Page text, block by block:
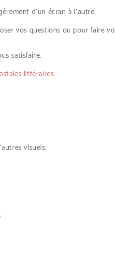
d’un écran à l’autre
vos questions ou pour faire
satisfaire.
littéraires
visuels: